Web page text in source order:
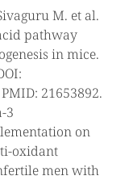
M. et al.
pathway
in mice.
21653892.
3
on
oxidant
men with